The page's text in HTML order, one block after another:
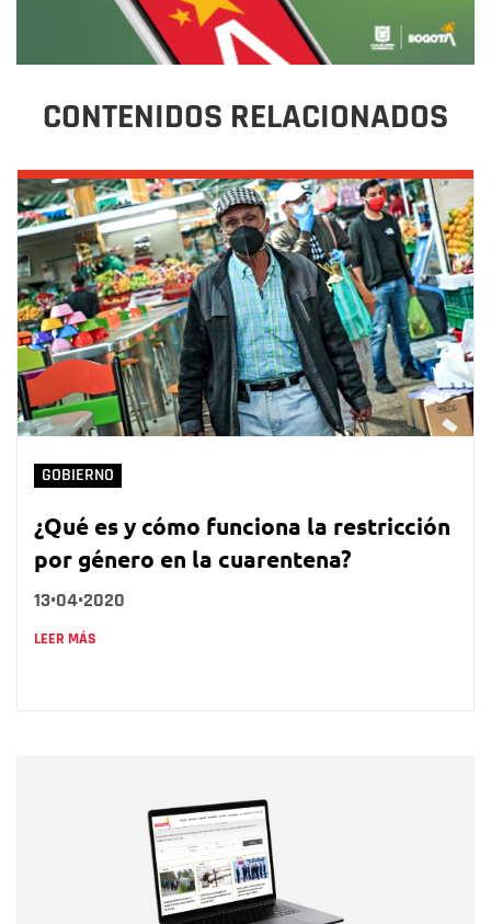
CONTENIDOS RELACIONADOS
GOBIERNO
¿Qué es y cómo funciona la restricción
por género en la cuarentena?
13•04•2020
LEER MÁS
Correo electrónico